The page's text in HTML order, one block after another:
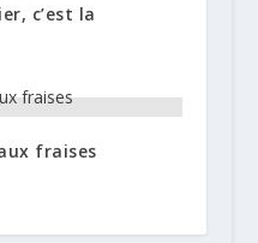
c’est la
fraises